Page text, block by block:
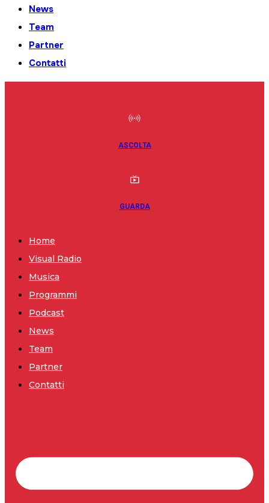
News
Team
Partner
Contatti
ASCOLTA
GUARDA
Home
Visual Radio
Musica
Programmi
Podcast
News
Team
Partner
Contatti